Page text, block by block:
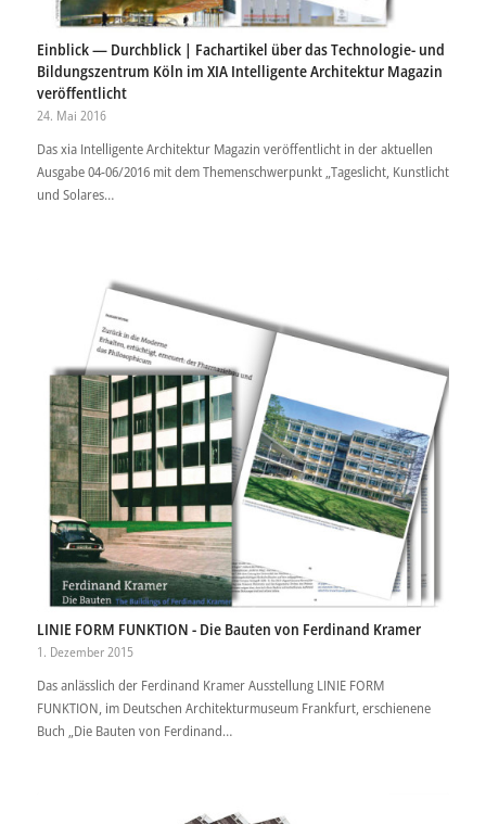
Einblick — Durchblick | Fachartikel über das Technologie- und
Bildungszentrum Köln im XIA Intelligente Architektur Magazin
veröffentlicht
24. Mai 2016
Das xia Intelligente Architektur Magazin veröffentlicht in der aktuellen
Ausgabe 04-06/2016 mit dem Themenschwerpunkt „Tageslicht, Kunstlicht
und Solares…
LINIE FORM FUNKTION - Die Bauten von Ferdinand Kramer
1. Dezember 2015
Das anlässlich der Ferdinand Kramer Ausstellung LINIE FORM
FUNKTION, im Deutschen Architekturmuseum Frankfurt, erschienene
Buch „Die Bauten von Ferdinand…